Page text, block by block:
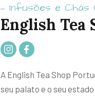
~ Infusões e Chás
English Tea
A English Tea Shop
seu palato e o seu